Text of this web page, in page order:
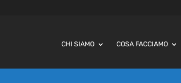
CHI SIAMO COSA FACCIAMO